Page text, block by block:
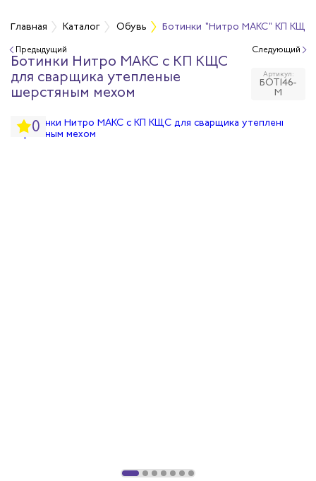
обувь
Главная Каталог Обувь Ботинки "Нитро МАКС" КП КЩС
Предыдущий
Ботинки Нитро МАКС с КП КЩС
для сварщика утепленые
шерстяным мехом
Артикул:
БОТ146-
М
0
Следующий